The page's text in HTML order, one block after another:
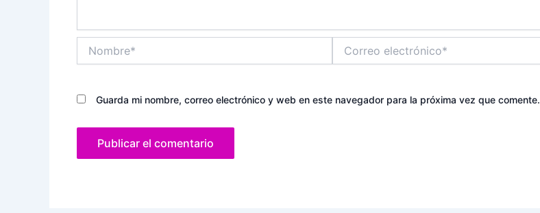
electrónico*
Guarda mi nombre, correo electrónico y web en este navegador para la próxima vez que comente.